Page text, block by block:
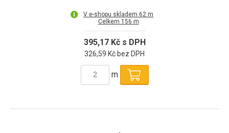
V e-shopu skladem 62 m
Celkem 156 m
395,17 Kč s DPH
326,59 Kč bez DPH
m